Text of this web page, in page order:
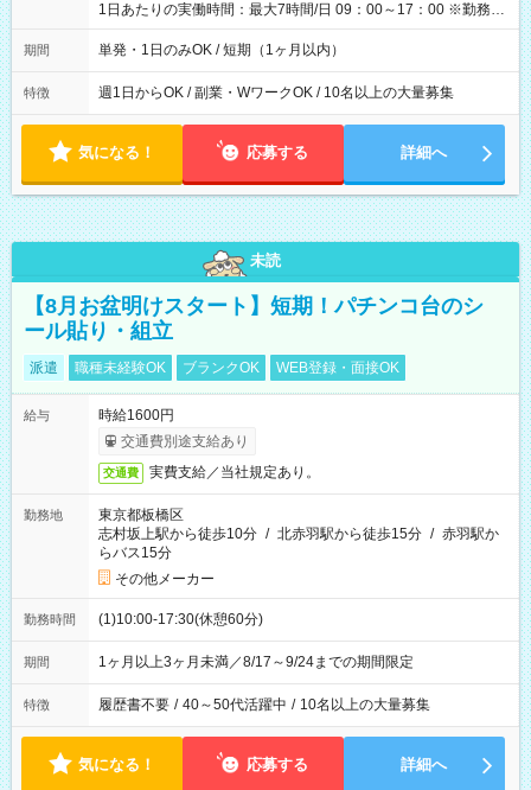
1日あたりの実働時間：最大7時間/日 09：00～17：00 ※勤務時
間は 試験により異なります。
期間 単発・1日のみOK / 短期（1ヶ月以内）
特徴 週1日からOK / 副業・WワークOK / 10名以上の大量募集
気になる！ 応募する 詳細へ
未読
【8月お盆明けスタート】短期！パチンコ台のシ
ール貼り・組立
派遣 職種未経験OK ブランクOK WEB登録・面接OK
給与
時給1600円
交通費別途支給あり
交通費 実費支給／当社規定あり。
勤務地
東京都板橋区
志村坂上駅から徒歩10分 / 北赤羽駅から徒歩15分 / 赤羽駅か
らバス15分
その他メーカー
勤務時間 (1)10:00-17:30(休憩60分)
期間 1ヶ月以上3ヶ月未満／8/17～9/24までの期間限定
特徴 履歴書不要 / 40～50代活躍中 / 10名以上の大量募集
気になる！ 応募する 詳細へ